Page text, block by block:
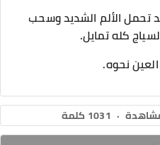
تحمل الألم الشديد وسحب
كله تمايل.
نحوه.
· 1031 كلمة